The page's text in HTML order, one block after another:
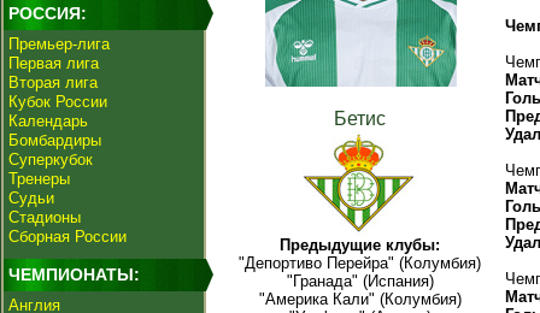
РОССИЯ:
Премьер-лига
Первая лига
Вторая лига
Кубок России
Календарь
Бомбардиры
Суперкубок
Тренеры
Судьи
Стадионы
Сборная России
ЧЕМПИОНАТЫ:
Англия
Бетис
Предыдущие клубы:
"Депортиво Перейра" (Колумбия)
"Гранада" (Испания)
"Америка Кали" (Колумбия)